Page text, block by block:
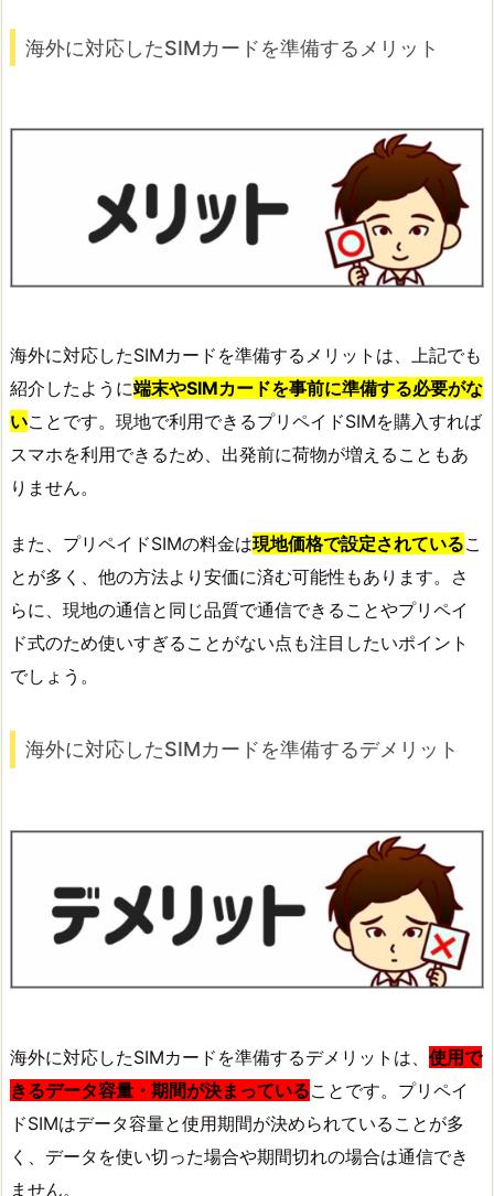
海外に対応したSIMカードを準備するメリット
海外に対応したSIMカードを準備するメリットは、上記でも
紹介したように端末やSIMカードを事前に準備する必要がな
いことです。現地で利用できるプリペイドSIMを購入すれば
スマホを利用できるため、出発前に荷物が増えることもあ
りません。
また、プリペイドSIMの料金は現地価格で設定されているこ
とが多く、他の方法より安価に済む可能性もあります。さ
らに、現地の通信と同じ品質で通信できることやプリペイ
ド式のため使いすぎることがない点も注目したいポイント
でしょう。
海外に対応したSIMカードを準備するデメリット
海外に対応したSIMカードを準備するデメリットは、 使用で
きるデータ容量・期間が決まっていることです。プリペイ
ドSIMはデータ容量と使用期間が決められていることが多
く、データを使い切った場合や期間切れの場合は通信でき
ません。